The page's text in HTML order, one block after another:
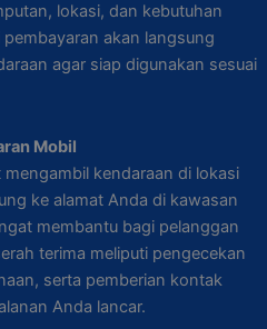
lokasi, dan kebutuhan
akan langsung
agar siap digunakan sesuai
Mobil
kendaraan di lokasi
ke alamat Anda di kawasan
membantu bagi pelanggan
terima meliputi pengecekan
serta pemberian kontak
Anda lancar.